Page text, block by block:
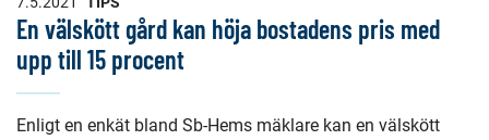
En välskött gård kan höja bostadens pris med
upp till 15 procent
Enligt en enkät bland Sb-Hems mäklare kan en välskött